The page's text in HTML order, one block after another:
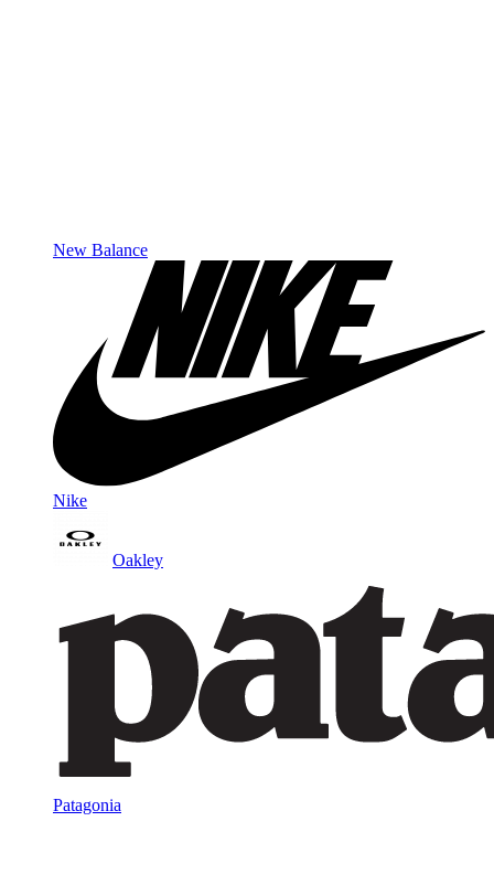
New Balance
Nike
Oakley
Patagonia